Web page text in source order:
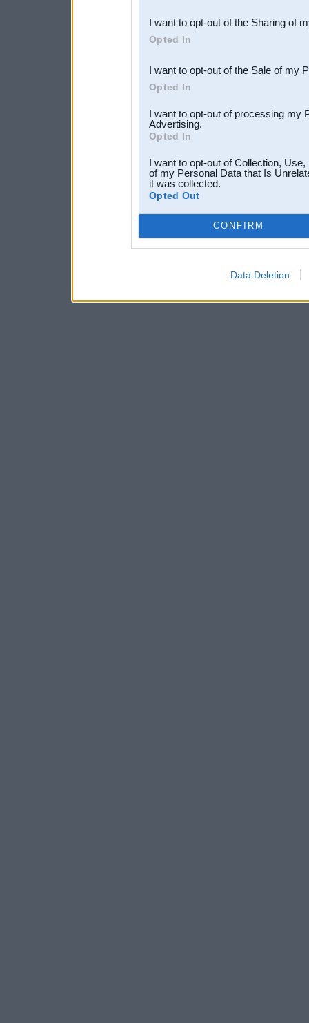
Downstream Participants
third parties.
I want to opt-out of the Sharing of
Opted In
I want to opt-out of the Sale of my
Opted In
I want to opt-out of processing my
Advertising.
Opted In
I want to opt-out of Collection,
of my Personal Data that Is
it was collected.
Opted Out
CONFIRM
Data Deletion